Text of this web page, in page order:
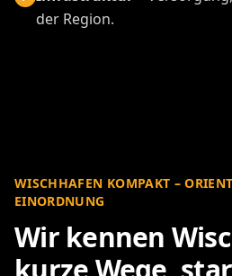
der Region.
WISCHHAFEN KOMPAKT –
EINORDNUNG
Wir kennen